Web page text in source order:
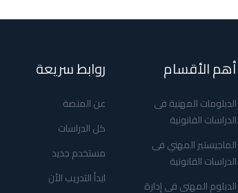
أهم الأقسام
الدبلومات المهنية فى
الدراسات القانونية
الماجيستير المهني فى
الدراسات القانونية
الدبلوم المهني فى إدارة
روابط سريعة
عن المنصة
كل الدراسات
مستخدم جديد
ابدأ التدريب الأن